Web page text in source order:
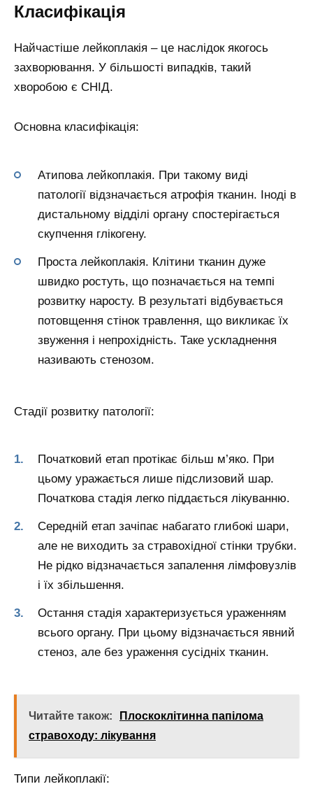
Класифікація
Найчастіше лейкоплакія – це наслідок якогось
захворювання. У більшості випадків, такий
хворобою є СНІД.
Основна класифікація:
Атипова лейкоплакія. При такому виді
патології відзначається атрофія тканин. Іноді в
дистальному відділі органу спостерігається
скупчення глікогену.
Проста лейкоплакія. Клітини тканин дуже
швидко ростуть, що позначається на темпі
розвитку наросту. В результаті відбувається
потовщення стінок травлення, що викликає їх
звуження і непрохідність. Таке ускладнення
називають стенозом.
Стадії розвитку патології:
Початковий етап протікає більш м’яко. При
цьому уражається лише підслизовий шар.
Початкова стадія легко піддається лікуванню.
Середній етап зачіпає набагато глибокі шари,
але не виходить за стравохідної стінки трубки.
Не рідко відзначається запалення лімфовузлів
і їх збільшення.
Остання стадія характеризується ураженням
всього органу. При цьому відзначається явний
стеноз, але без ураження сусідніх тканин.
Читайте також:
Плоскоклітинна папілома
стравоходу: лікування
Типи лейкоплакії: